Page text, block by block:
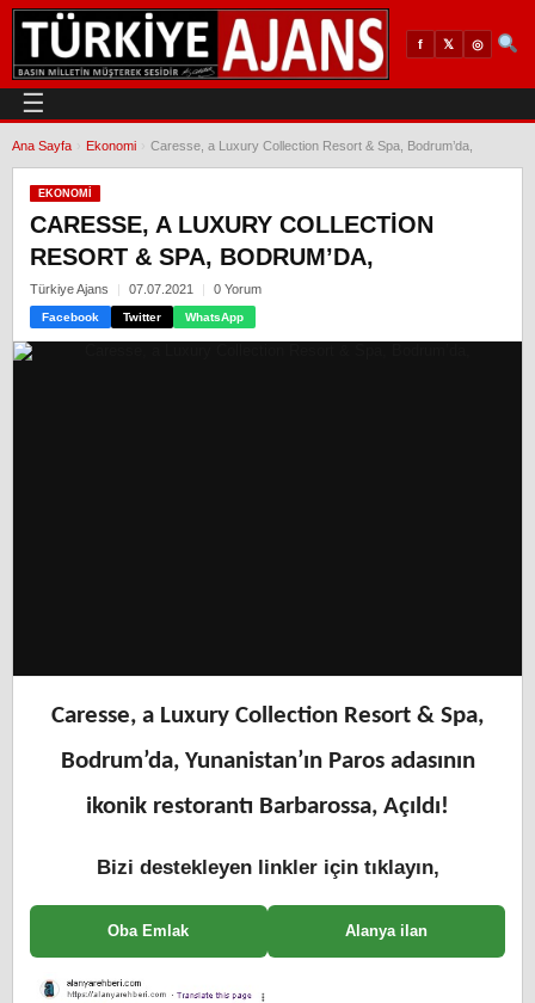
f 𝕏 ◎
☰
Ana Sayfa Ekonomi Caresse, a Luxury Collection Resort & Spa, Bodrum’da,
EKONOMI
CARESSE, A LUXURY COLLECTION
RESORT & SPA, BODRUM’DA,
Türkiye Ajans 07.07.2021 0 Yorum
Facebook Twitter WhatsApp
Caresse, a Luxury Collection Resort & Spa,
Bodrum’da, Yunanistan’ın Paros adasının
ikonik restorantı Barbarossa, Açıldı!
Bizi destekleyen linkler için tıklayın,
Oba Emlak Alanya ilan